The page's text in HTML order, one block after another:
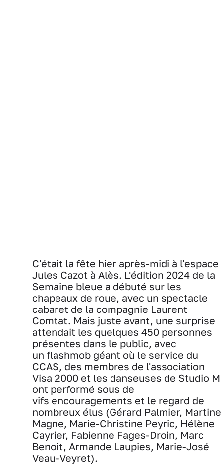
C'était la fête hier après-midi à l'espace
Jules Cazot à Alès. L'édition 2024 de la
Semaine bleue a débuté sur les
chapeaux de roue, avec un spectacle
cabaret de la compagnie Laurent
Comtat. Mais juste avant, une surprise
attendait les quelques 450 personnes
présentes dans le public, avec
un flashmob géant où le service du
CCAS, des membres de l'association
Visa 2000 et les danseuses de Studio M
ont performé sous de
vifs encouragements et le regard de
nombreux élus (Gérard Palmier, Martine
Magne, Marie-Christine Peyric, Hélène
Cayrier, Fabienne Fages-Droin, Marc
Benoit, Armande Laupies, Marie-José
Veau-Veyret).